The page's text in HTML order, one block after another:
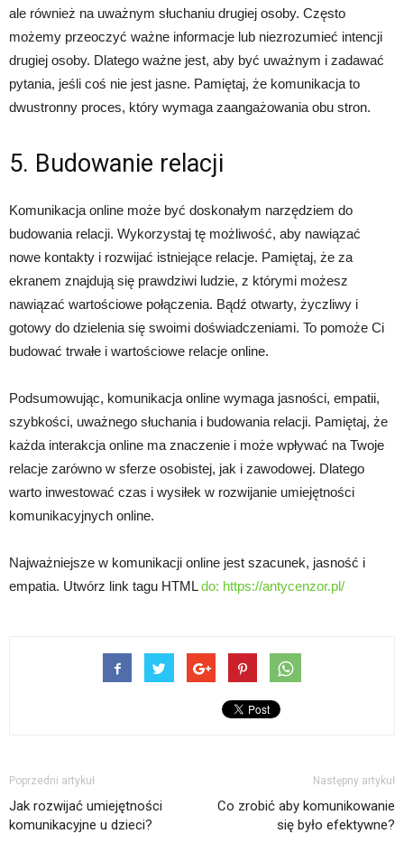
ale również na uważnym słuchaniu drugiej osoby. Często
możemy przeoczyć ważne informacje lub niezrozumieć intencji
drugiej osoby. Dlatego ważne jest, aby być uważnym i zadawać
pytania, jeśli coś nie jest jasne. Pamiętaj, że komunikacja to
dwustronny proces, który wymaga zaangażowania obu stron.
5. Budowanie relacji
Komunikacja online może być doskonałym narzędziem do
budowania relacji. Wykorzystaj tę możliwość, aby nawiązać
nowe kontakty i rozwijać istniejące relacje. Pamiętaj, że za
ekranem znajdują się prawdziwi ludzie, z którymi możesz
nawiązać wartościowe połączenia. Bądź otwarty, życzliwy i
gotowy do dzielenia się swoimi doświadczeniami. To pomoże Ci
budować trwałe i wartościowe relacje online.
Podsumowując, komunikacja online wymaga jasności, empatii,
szybkości, uważnego słuchania i budowania relacji. Pamiętaj, że
każda interakcja online ma znaczenie i może wpływać na Twoje
relacje zarówno w sferze osobistej, jak i zawodowej. Dlatego
warto inwestować czas i wysiłek w rozwijanie umiejętności
komunikacyjnych online.
Najważniejsze w komunikacji online jest szacunek, jasność i
empatia. Utwórz link tagu HTMLdo: https://antycenzor.pl/
Poprzedni artykuł
Jak rozwijać umiejętności
komunikacyjne u dzieci?
Następny artykuł
Co zrobić aby komunikowanie
się było efektywne?